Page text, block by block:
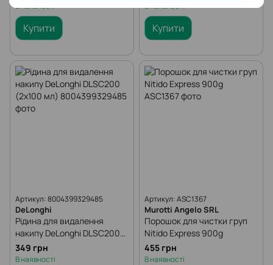
В наявності
Купити
В наявності
Купити
Артикул: 8004399329485
DeLonghi
Рiдина для видалення
накипу DeLonghi DLSC200
(2х100 мл)
349 грн
В наявності
Артикул: ASC1367
Murotti Angelo SRL
Порошок для чистки груп
Nitido Express 900g
455 грн
В наявності